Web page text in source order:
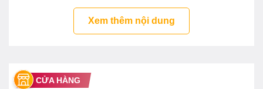
Xem thêm nội dung
CỬA HÀNG